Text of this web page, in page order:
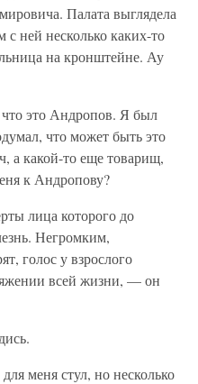
Палата выглядела
с ней несколько каких-то
на кронштейне. Ау
это Андропов. Я был
что может быть это
а какой-то еще товарищ,
к Андропову?
лица которого до
Негромким,
голос у взрослого
всей жизни, — он
меня стул, но несколько